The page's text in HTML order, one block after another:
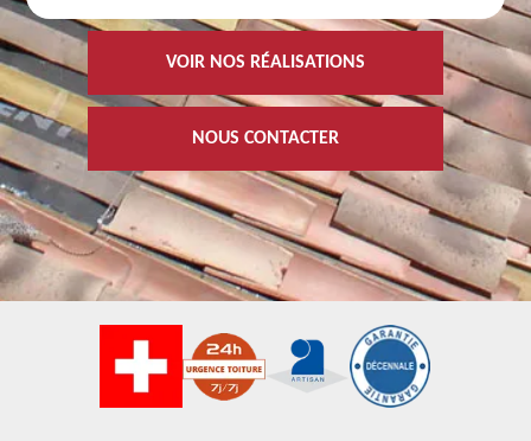
VOIR NOS RÉALISATIONS
NOUS CONTACTER